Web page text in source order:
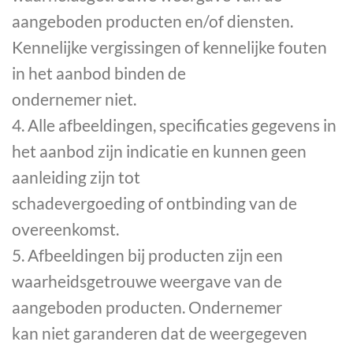
aangeboden producten en/of diensten.
Kennelijke vergissingen of kennelijke fouten
in het aanbod binden de
ondernemer niet.
4. Alle afbeeldingen, specificaties gegevens in
het aanbod zijn indicatie en kunnen geen
aanleiding zijn tot
schadevergoeding of ontbinding van de
overeenkomst.
5. Afbeeldingen bij producten zijn een
waarheidsgetrouwe weergave van de
aangeboden producten. Ondernemer
kan niet garanderen dat de weergegeven